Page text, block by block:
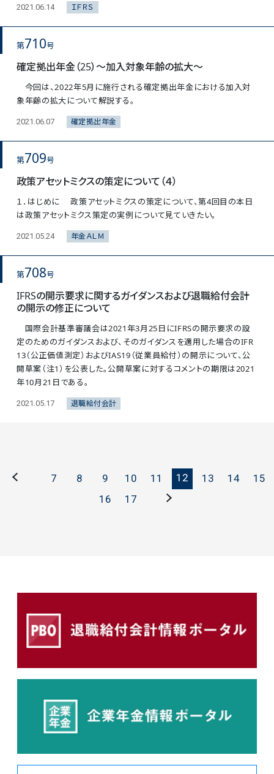
2021.06.14 ＩＦＲＳ
第710号
確定拠出年金（25）～加入対象年齢の拡大～
今回は、2022年5月に施行される確定拠出年金における加入対
象年齢の拡大について解説する。
2021.06.07 確定拠出年金
第709号
政策アセットミクスの策定について（４）
１．はじめに 政策アセットミクスの策定について、第4回目の本日
は政策アセットミクス策定の実例について見ていきたい。
2021.05.24 年金ＡＬＭ
第708号
IFRSの開示要求に関するガイダンスおよび退職給付会計
の開示の修正について
国際会計基準審議会は2021年3月25日にIFRSの開示要求の設
定のためのガイダンスおよび、そのガイダンスを適用した場合のIFR
13（公正価値測定）およびIAS19（従業員給付）の開示について、公
開草案（注1）を公表した。公開草案に対するコメントの期限は2021
年10月21日である。
2021.05.17 退職給付会計
7 8 9 10 11 12 13 14
15
16
17